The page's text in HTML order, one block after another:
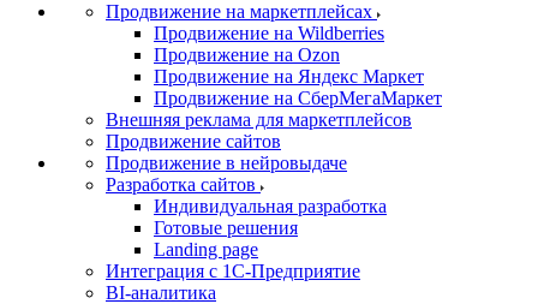
Продвижение на маркетплейсах
Продвижение на Wildberries
Продвижение на Ozon
Продвижение на Яндекс Маркет
Продвижение на СберМегаМаркет
Внешняя реклама для маркетплейсов
Продвижение сайтов
Продвижение в нейровыдаче
Разработка сайтов
Индивидуальная разработка
Готовые решения
Landing page
Интеграция с 1С-Предприятие
BI-аналитика